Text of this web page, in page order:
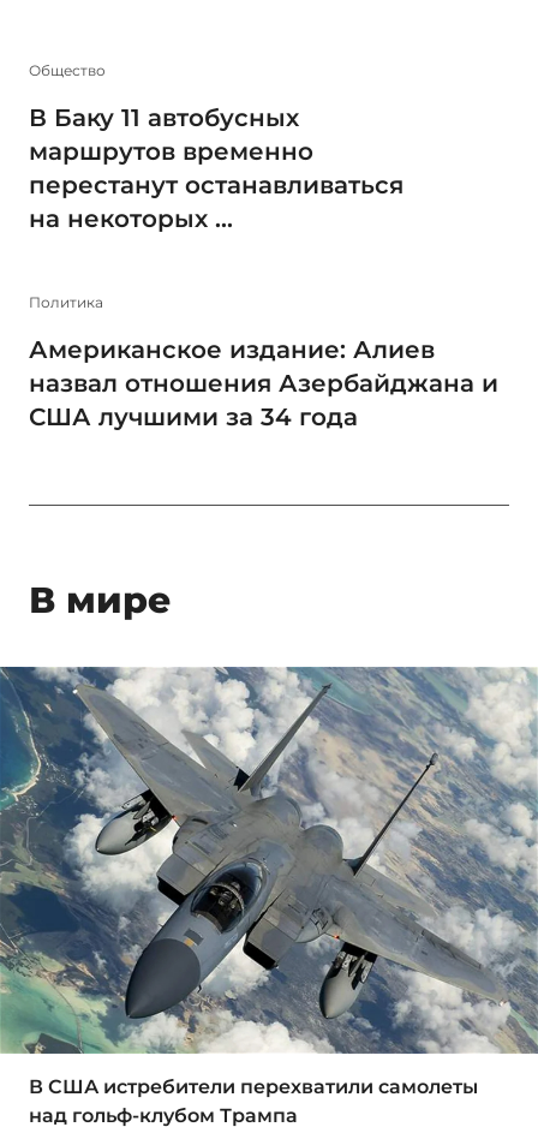
Общество
В Баку 11 автобусных
маршрутов временно
перестанут останавливаться
на некоторых ...
Политика
Американское издание: Алиев
назвал отношения Азербайджана и
США лучшими за 34 года
В мире
В США истребители перехватили самолеты
над гольф-клубом Трампа